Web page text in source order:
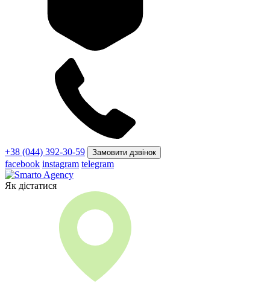
+38 (044) 392-30-59 Замовити дзвінок
facebook instagram telegram
Як дістатися